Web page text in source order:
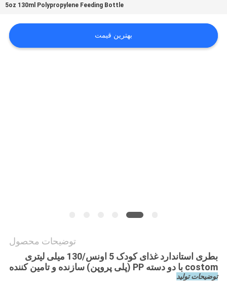
اخبار
همه
5oz 130ml Polypropylene Feeding Bottle
بهترین قیمت
توضیحات محصول
بطری استاندارد غذای کودک 5 اونس/130 میلی لیتری
costom با دو دسته PP (پلی پروپن) سازنده و تامین کننده
توضیحات تولید